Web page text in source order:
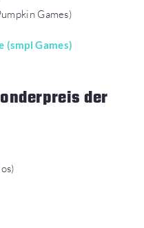
Games)
(smpl Games)
der